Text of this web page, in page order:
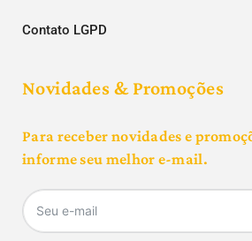
Contato LGPD
Novidades & Promoções
Para receber novidades e
informe seu melhor e-mail.